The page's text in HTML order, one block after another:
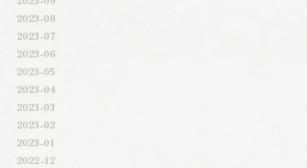
2023-08
2023-07
2023-06
2023-05
2023-04
2023-03
2023-02
2023-01
2022-12